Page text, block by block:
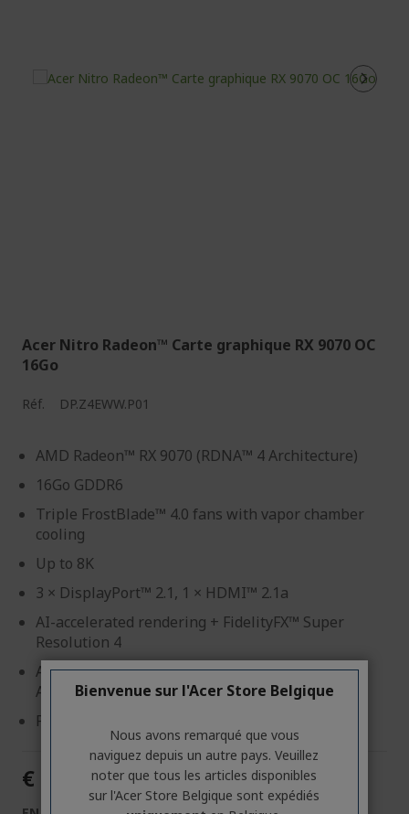
Acer Nitro Radeon™ Carte graphique RX 9070 OC
16Go
Réf. DP.Z4EWW.P01
AMD Radeon™ RX 9070 (RDNA™ 4 Architecture)
16Go GDDR6
Triple FrostBlade™ 4.0 fans with vapor chamber
cooling
Up to 8K
3 × DisplayPort™ 2.1, 1 × HDMI™ 2.1a
AI-accelerated rendering + FidelityFX™ Super
Resolution 4
AMD HYPR-RX, Fluid Motion Frames 2, Radeon™
Anti-Lag
Predator BiFrost Utility APP
€ 729,90
Bienvenue sur l'Acer Store Belgique
Nous avons remarqué que vous
naviguez depuis un autre pays. Veuillez
noter que tous les articles disponibles
sur l'Acer Store Belgique sont expédiés